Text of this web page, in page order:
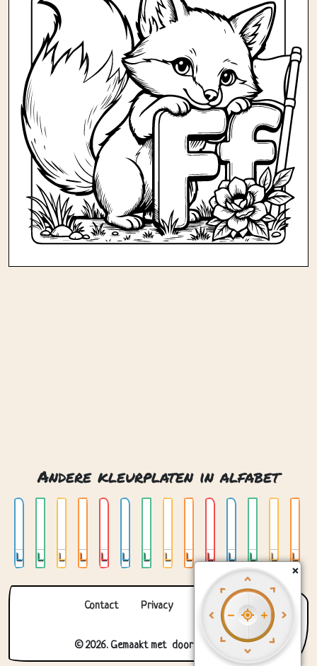
Andere kleurplaten in alfabet
Letter a Letter b Letter c Letter d Letter e Letter f Letter g Letter h Letter i Letter j Letter k Letter l Letter m Letter n
Contact Privacy Over ons
© 2026. Gemaakt met door Zygomatic .
×